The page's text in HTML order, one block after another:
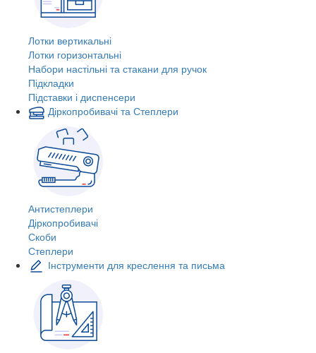
Лотки вертикальні
Лотки горизонтальні
Набори настільні та стакани для ручок
Підкладки
Підставки і диспенсери
Діркопробивачі та Степлери
Антистеплери
Діркопробивачі
Скоби
Степлери
Інструменти для креслення та письма